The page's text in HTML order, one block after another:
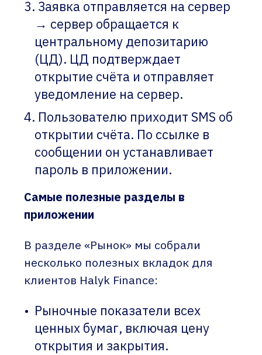
Заявка отправляется на сервер
→ сервер обращается к
центральному депозитарию
(ЦД). ЦД подтверждает
открытие счёта и отправляет
уведомление на сервер.
Пользователю приходит SMS об
открытии счёта. По ссылке в
сообщении он устанавливает
пароль в приложении.
Самые полезные разделы в
приложении
В разделе «Рынок» мы собрали
несколько полезных вкладок для
клиентов Halyk Finance:
Рыночные показатели всех
ценных бумаг, включая цену
открытия и закрытия.